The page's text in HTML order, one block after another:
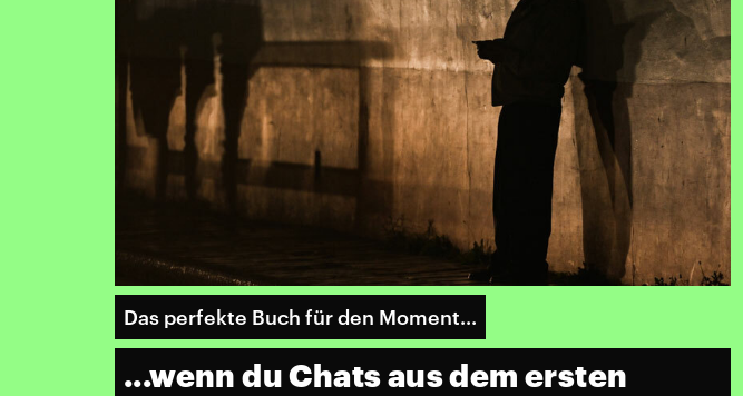
Das perfekte Buch für den Moment...
...wenn du Chats aus dem ersten